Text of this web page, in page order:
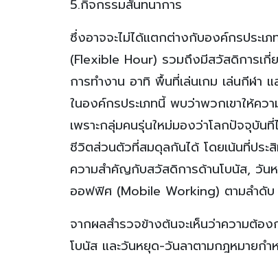
5.กิจกรรมสันทนาการ
ซึ่งอาจจะไม่ได้แตกต่างกับองค์กรประเ
(Flexible Hour) รวมถึงมีสวัสดิการเ
การทำงาน อาทิ พื้นที่เล่นเกม เล่นกีฬา
ในองค์กรประเภทนี้ พบว่าพวกเขาให้ค
เพราะกลุ่มคนรุ่นใหม่มองว่าโลกปัจจุบัน
ชีวิตส่วนตัวที่สมดุลกันได้ โดยเน้นที่ประ
ความสำคัญกับสวัสดิการด้านโบนัส, วัน
ออฟฟิศ (Mobile Working) ตามลำดับ
จากผลสำรวจข้างต้นจะเห็นว่าความต้
โบนัส และวันหยุด-วันลาตามกฎหมายก